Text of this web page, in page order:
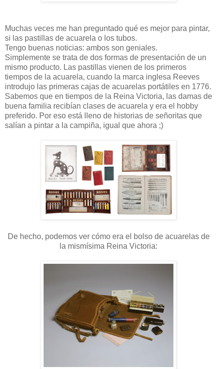
Muchas veces me han preguntado qué es mejor para pintar,
si las pastillas de acuarela o los tubos.
Tengo buenas noticias: ambos son geniales.
Simplemente se trata de dos formas de presentación de un
mismo producto. Las pastillas vienen de los primeros
tiempos de la acuarela, cuando la marca inglesa Reeves
introdujo las primeras cajas de acuarelas portátiles en 1776.
Sabemos que en tiempos de la Reina Victoria, las damas de
buena familia recibían clases de acuarela y era el hobby
preferido. Por eso está lleno de historias de señoritas que
salían a pintar a la campiña, igual que ahora ;)
De hecho, podemos ver cómo era el bolso de acuarelas de
la mismísima Reina Victoria: